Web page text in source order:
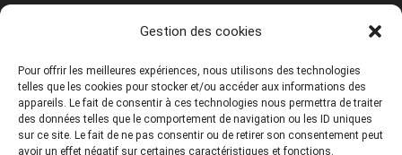
Gestion des cookies
Pour offrir les meilleures expériences, nous utilisons des technologies
telles que les cookies pour stocker et/ou accéder aux informations des
appareils. Le fait de consentir à ces technologies nous permettra de traiter
des données telles que le comportement de navigation ou les ID uniques
sur ce site. Le fait de ne pas consentir ou de retirer son consentement peut
avoir un effet négatif sur certaines caractéristiques et fonctions.
Mentions légales